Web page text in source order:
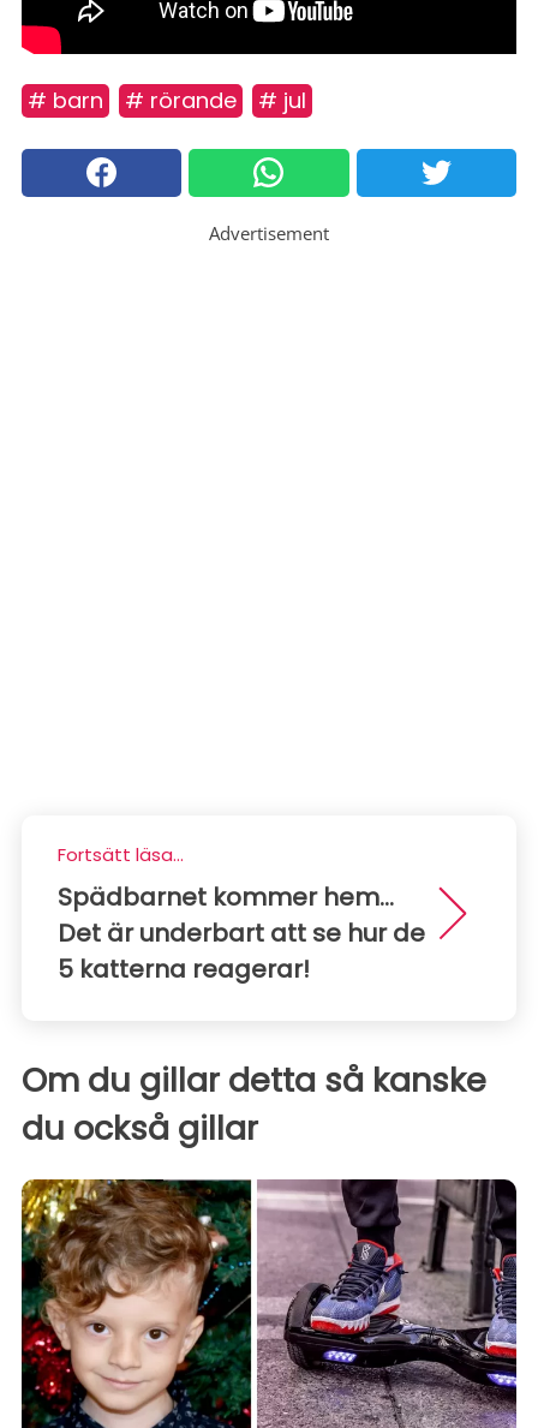
# barn # rörande # jul
Advertisement
Fortsätt läsa...
Spädbarnet kommer hem...
Det är underbart att se hur de
5 katterna reagerar!
Om du gillar detta så kanske
du också gillar